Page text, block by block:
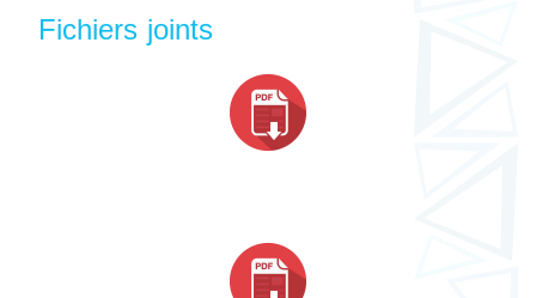
Fichiers joints